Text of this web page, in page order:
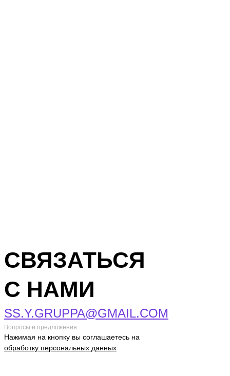
СВЯЗАТЬСЯ
С НАМИ
SS.Y.GRUPPA@GMAIL.COM
Вопросы и предложения
Нажимая на кнопку вы соглашаетесь на
обработку персональных данных